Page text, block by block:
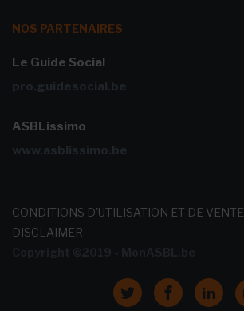
NOS PARTENAIRES
Le Guide Social
pro.guidesocial.be
ASBLissimo
www.asblissimo.be
CONDITIONS D'UTILISATION ET DE VENTE
DISCLAIMER